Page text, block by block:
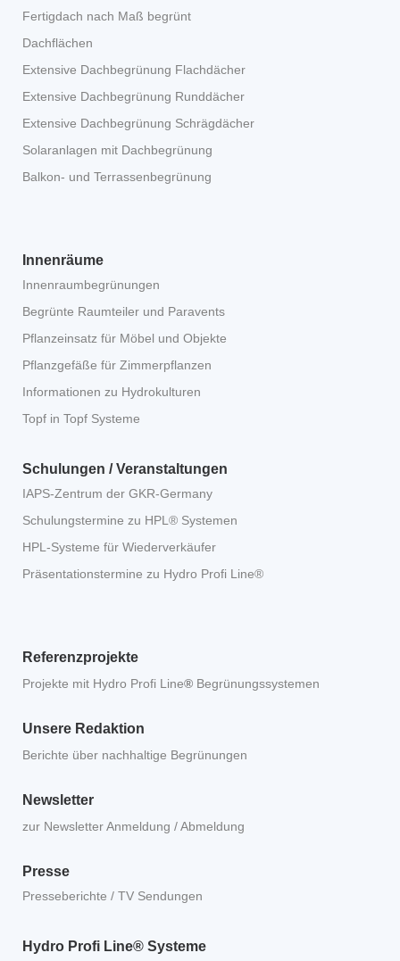
Fertigdach nach Maß begrünt
Dachflächen
Extensive Dachbegrünung Flachdächer
Extensive Dachbegrünung Runddächer
Extensive Dachbegrünung Schrägdächer
Solaranlagen mit Dachbegrünung
Balkon- und Terrassenbegrünung
Innenräume
Innenraumbegrünungen
Begrünte Raumteiler und Paravents
Pflanzeinsatz für Möbel und Objekte
Pflanzgefäße für Zimmerpflanzen
Informationen zu Hydrokulturen
Topf in Topf Systeme
Schulungen / Veranstaltungen
IAPS-Zentrum der GKR-Germany
Schulungstermine zu HPL® Systemen
HPL-Systeme für Wiederverkäufer
Präsentationstermine zu Hydro Profi Line®
Referenzprojekte
Projekte mit Hydro Profi Line® Begrünungssystemen
Unsere Redaktion
Berichte über nachhaltige Begrünungen
Newsletter
zur Newsletter Anmeldung / Abmeldung
Presse
Presseberichte / TV Sendungen
Hydro Profi Line® Systeme